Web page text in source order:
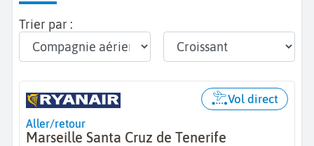
Trier par :
Aller/retour
Marseille Santa Cruz de Tenerife
Vol direct